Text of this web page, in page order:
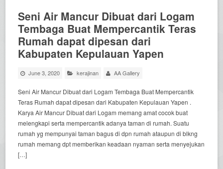
Seni Air Mancur Dibuat dari Logam
Tembaga Buat Mempercantik Teras
Rumah dapat dipesan dari
Kabupaten Kepulauan Yapen
June 3, 2020 kerajinan AA Gallery
Seni Air Mancur Dibuat dari Logam Tembaga Buat Mempercantik
Teras Rumah dapat dipesan dari Kabupaten Kepulauan Yapen .
Karya Air Mancur Dibuat dari Logam memang amat cocok buat
melengkapi serta mempercantik adanya taman di rumah. Suatu
rumah yg mempunyai taman bagus di dpn rumah ataupun di blkng
rumah memang dpt memberikan keadaan nyaman serta menyejukan
[…]